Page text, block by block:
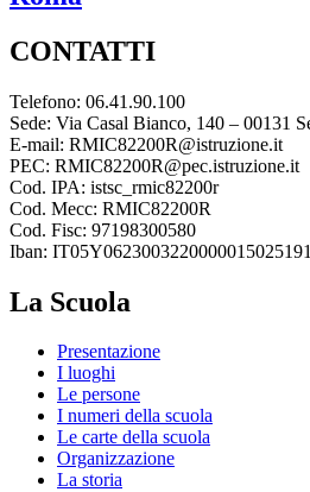
CONTATTI
Telefono: 06.41.90.100
Sede: Via Casal Bianco, 140 – 00131
E-mail: RMIC82200R@istruzione.it
PEC: RMIC82200R@pec.istruzione.it
Cod. IPA: istsc_rmic82200r
Cod. Mecc: RMIC82200R
Cod. Fisc: 97198300580
Iban: IT05Y0623003220000015025191
La Scuola
Presentazione
I luoghi
Le persone
I numeri della scuola
Le carte della scuola
Organizzazione
La storia